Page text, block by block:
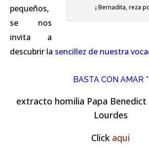
¡ Bernadita, reza
pequeños,
se nos
invita a
descubrir la sencillez de nuestra
BASTA CON AMAR *
extracto homilia Papa Benedict
Lourdes
Click aqui